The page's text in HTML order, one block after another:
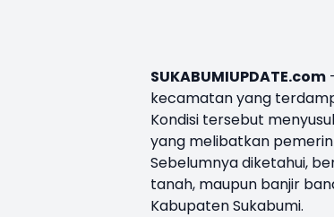
SUKABUMIUPDATE.com
kecamatan yang
Kondisi tersebut
yang melibatkan
Sebelumnya diketahui,
tanah, maupun banjir
Kabupaten Sukabumi.